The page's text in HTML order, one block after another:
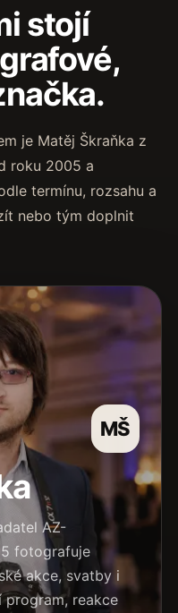
stojí
je Matěj Škraňka z
roku 2005 a
termínu, rozsahu a
nebo tým doplnit
MŠ
AZ-
fotografuje
akce, svatby i
program, reakce